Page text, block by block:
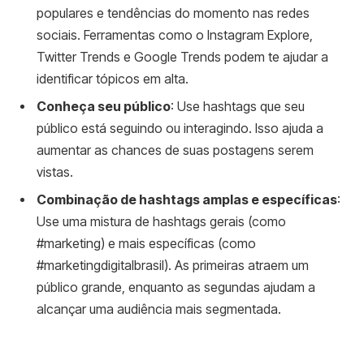
populares e tendências do momento nas redes
sociais. Ferramentas como o Instagram Explore,
Twitter Trends e Google Trends podem te ajudar a
identificar tópicos em alta.
Conheça seu público: Use hashtags que seu
público está seguindo ou interagindo. Isso ajuda a
aumentar as chances de suas postagens serem
vistas.
Combinação de hashtags amplas e específicas:
Use uma mistura de hashtags gerais (como
#marketing) e mais específicas (como
#marketingdigitalbrasil). As primeiras atraem um
público grande, enquanto as segundas ajudam a
alcançar uma audiência mais segmentada.